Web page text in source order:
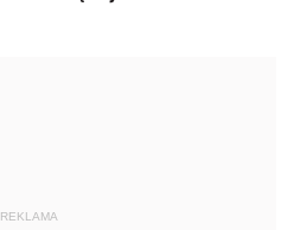
REKLAMA